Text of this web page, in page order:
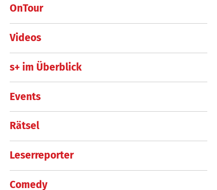
OnTour
Videos
s+ im Überblick
Events
Rätsel
Leserreporter
Comedy